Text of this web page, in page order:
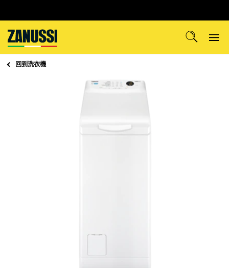
回到洗衣機